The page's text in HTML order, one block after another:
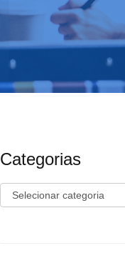
Categorias
Categorias